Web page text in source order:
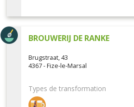
BROUWERIJ DE RANKE
Brugstraat, 43
4367 - Fize-le-Marsal
Types de transformation